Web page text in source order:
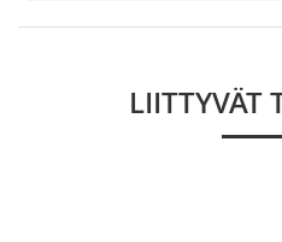
LIITTYVÄT